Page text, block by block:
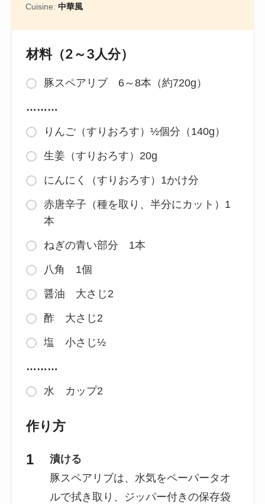
Cuisine: 中華風
材料（2～3人分）
豚スペアリブ 6～8本（約720g）
………
りんご（すりおろす）½個分（140g）
生姜（すりおろす）20g
にんにく（すりおろす）1かけ分
赤唐辛子（種を取り、半分にカット）1
本
ねぎの青い部分 1本
八角 1個
醤油 大さじ2
酢 大さじ2
塩 小さじ½
………
水 カップ2
作り方
漬ける
豚スペアリブは、水気をペーパータオ
ルで拭き取り、ジッパー付きの保存袋